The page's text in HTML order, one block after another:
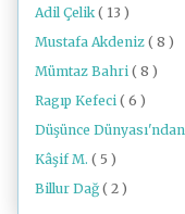
Adil Çelik ( 13 )
Mustafa Akdeniz ( 8 )
Mümtaz Bahri ( 8 )
Ragıp Kefeci ( 6 )
Düşünce Dünyası'ndan
Kâşif M. ( 5 )
Billur Dağ ( 2 )